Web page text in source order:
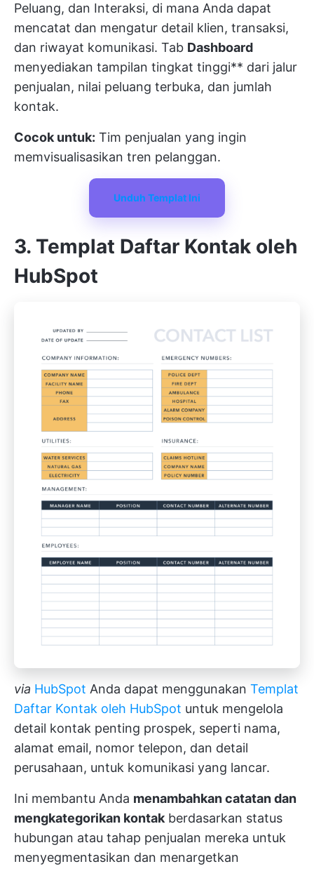
Peluang, dan Interaksi, di mana Anda dapat
mencatat dan mengatur detail klien, transaksi,
dan riwayat komunikasi. Tab Dashboard
menyediakan tampilan tingkat tinggi** dari jalur
penjualan, nilai peluang terbuka, dan jumlah
kontak.
Cocok untuk: Tim penjualan yang ingin
memvisualisasikan tren pelanggan.
Unduh Templat Ini
3. Templat Daftar Kontak oleh
HubSpot
via HubSpot Anda dapat menggunakan Templat
Daftar Kontak oleh HubSpot untuk mengelola
detail kontak penting prospek, seperti nama,
alamat email, nomor telepon, dan detail
perusahaan, untuk komunikasi yang lancar.
Ini membantu Anda menambahkan catatan dan
mengkategorikan kontak berdasarkan status
hubungan atau tahap penjualan mereka untuk
menyegmentasikan dan menargetkan